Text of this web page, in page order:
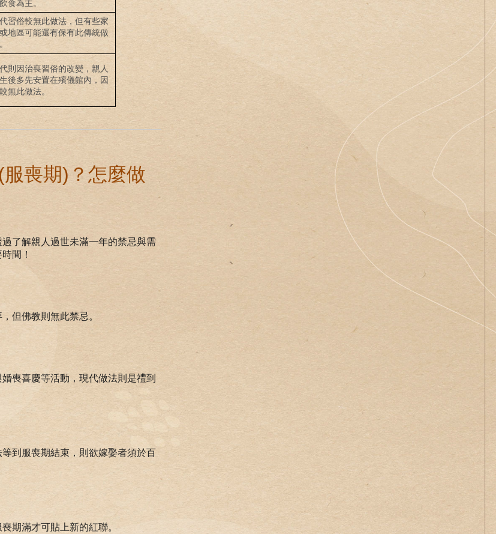
食為主。
習俗較無此做法，但有些家
地區可能還有保有此傳統做
則因治喪習俗的改變，親人
後多先安置在殯儀館內，因
無此做法。
喪期)？怎麼做
了解親人過世未滿一年的禁忌與需
間！
但佛教則無此禁忌。
喪喜慶等活動，現代做法則是禮到
到服喪期結束，則欲嫁娶者須於百
期滿才可貼上新的紅聯。